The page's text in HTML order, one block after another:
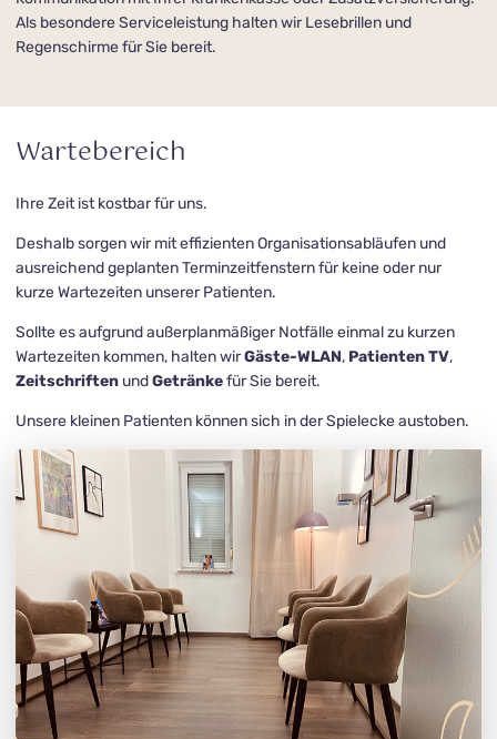
Als besondere Serviceleistung halten wir Lesebrillen und
Regenschirme für Sie bereit.
Wartebereich
Ihre Zeit ist kostbar für uns.
Deshalb sorgen wir mit effizienten Organisationsabläufen und
ausreichend geplanten Termin­zeit­fenstern für keine oder nur
kurze Warte­zeiten unserer Patienten.
Sollte es aufgrund außerplanmäßiger Notfälle einmal zu kurzen
Wartezeiten kommen, halten wirGäste-WLAN, Patienten TV,
Zeitschriften undGetränkefür Sie bereit.
Unsere kleinen Patienten können sich in der Spielecke austoben.